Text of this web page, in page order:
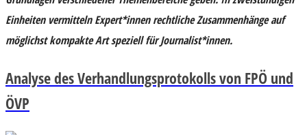
Einheiten vermitteln Expert*innen rechtliche Zusammenhänge auf
möglichst kompakte Art speziell für Journalist*innen.
Analyse des Verhandlungsprotokolls von FPÖ und
ÖVP